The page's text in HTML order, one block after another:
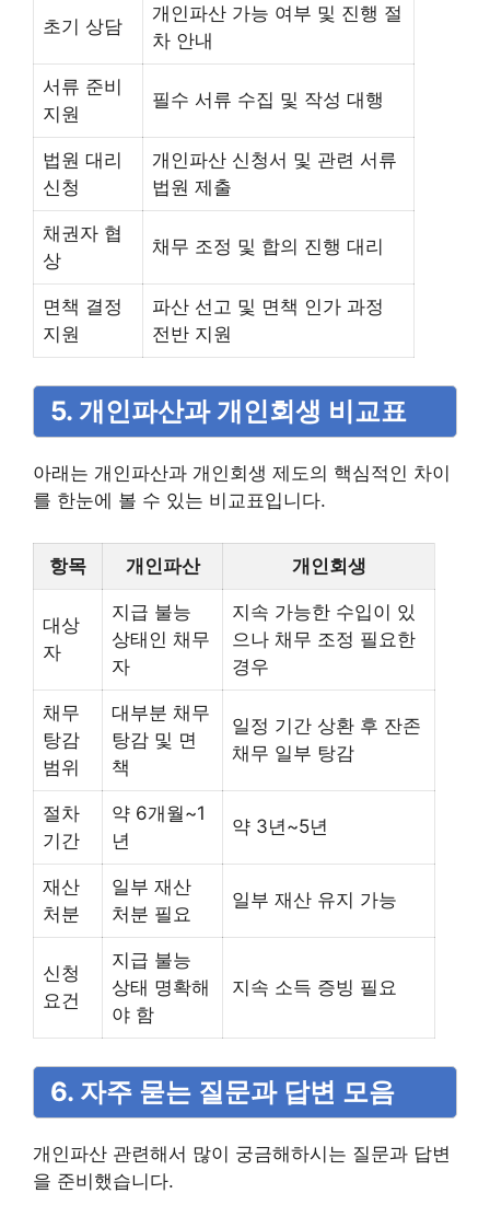
초기 상담
개인파산 가능 여부 및 진행 절
차 안내
서류 준비
지원
필수 서류 수집 및 작성 대행
법원 대리
신청
개인파산 신청서 및 관련 서류
법원 제출
채권자 협
상
채무 조정 및 합의 진행 대리
면책 결정
지원
파산 선고 및 면책 인가 과정
전반 지원
5. 개인파산과 개인회생 비교표
아래는 개인파산과 개인회생 제도의 핵심적인 차이
를 한눈에 볼 수 있는 비교표입니다.
항목 개인파산 개인회생
대상
자
지급 불능
상태인 채무
자
지속 가능한 수입이 있
으나 채무 조정 필요한
경우
채무
탕감
범위
대부분 채무
탕감 및 면
책
일정 기간 상환 후 잔존
채무 일부 탕감
절차
기간
약 6개월~1
년
약 3년~5년
재산
처분
일부 재산
처분 필요
일부 재산 유지 가능
신청
요건
지급 불능
상태 명확해
야 함
지속 소득 증빙 필요
6. 자주 묻는 질문과 답변 모음
개인파산 관련해서 많이 궁금해하시는 질문과 답변
을 준비했습니다.